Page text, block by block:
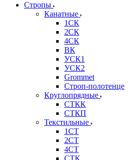
Стропы
Канатные
1СК
2СК
4СК
ВК
УСК1
УСК2
Grommet
Строп-полотенце
Круглопрядные
СТКК
СТКП
Текстильные
1СТ
2СТ
4СТ
СТК